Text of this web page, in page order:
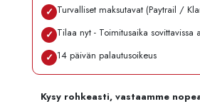
✓ Turvalliset maksutavat (Paytrail /
✓ Tilaa nyt - Toimitusaika sovittavissa
✓ 14 päivän palautusoikeus
Kysy rohkeasti, vastaamme